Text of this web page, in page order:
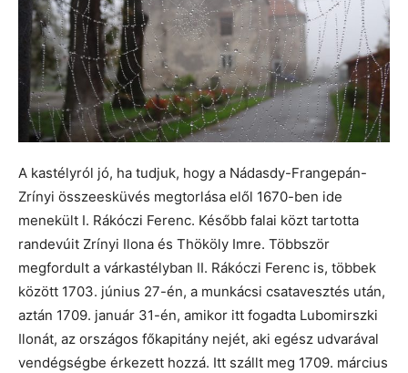
A kastélyról jó, ha tudjuk, hogy a Nádasdy-Frangepán-
Zrínyi összeesküvés megtorlása elől 1670-ben ide
menekült I. Rákóczi Ferenc. Később falai közt tartotta
randevúit Zrínyi Ilona és Thököly Imre. Többször
megfordult a várkastélyban II. Rákóczi Ferenc is, többek
között 1703. június 27-én, a munkácsi csatavesztés után,
aztán 1709. január 31-én, amikor itt fogadta Lubomirszki
Ilonát, az országos főkapitány nejét, aki egész udvarával
vendégségbe érkezett hozzá. Itt szállt meg 1709. március